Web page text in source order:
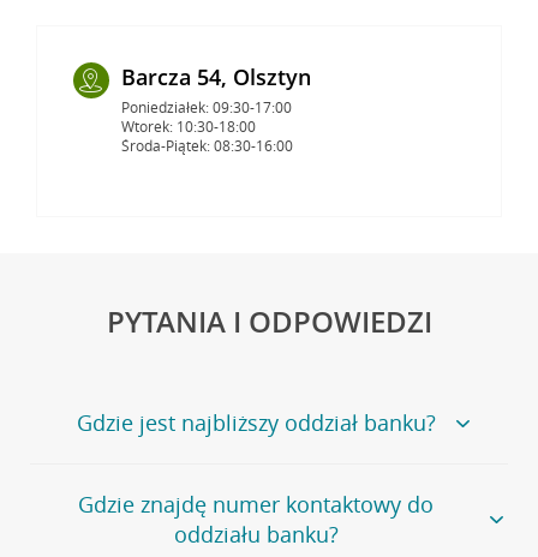
Barcza 54, Olsztyn
Poniedziałek: 09:30-17:00
Wtorek: 10:30-18:00
Środa-Piątek: 08:30-16:00
PYTANIA I ODPOWIEDZI
Gdzie jest najbliższy oddział banku?
Jeśli szukasz oddziału naszego banku, zapraszamy na
stronęPlacówki i bankomaty, na której znajduje się
wygodna wyszukiwarka.
Gdzie znajdę numer kontaktowy do
oddziału banku?